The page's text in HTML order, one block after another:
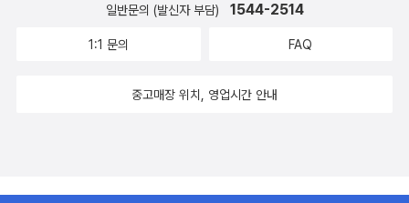
하는 좋은 엄마와 나쁜 엄마의 리스트를 읽다보면 럭키가 어떤 상처
를 안고 있는지 알게 됩니다. 럭키의 리스트답게 글씨체는 다른 글들
지만, 사실을 알고 나면 아름답게만 볼수 없는 삽화이지요.럭키와 처
다.^^엄마의 장례식을 끝내고, 화장한 재를 럭키에게 준 아저씨. 처음
일반문의 (발신자 부담) 1544-2514
1:1 문의 FAQ
중고매장 위치, 영업시간 안내